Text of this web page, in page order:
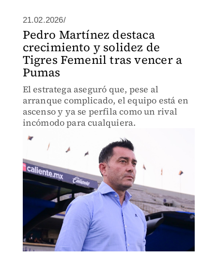
21.02.2026/
Pedro Martínez destaca
crecimiento y solidez de
Tigres Femenil tras vencer a
Pumas
El estratega aseguró que, pese al
arranque complicado, el equipo está en
ascenso y ya se perfila como un rival
incómodo para cualquiera.